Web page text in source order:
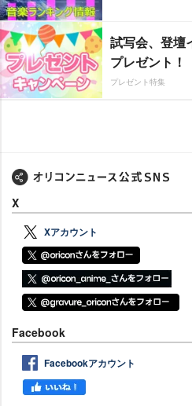
試写会、登壇
プレゼント！
プレゼント特集
X
Xアカウント
Facebook
Facebookアカウント